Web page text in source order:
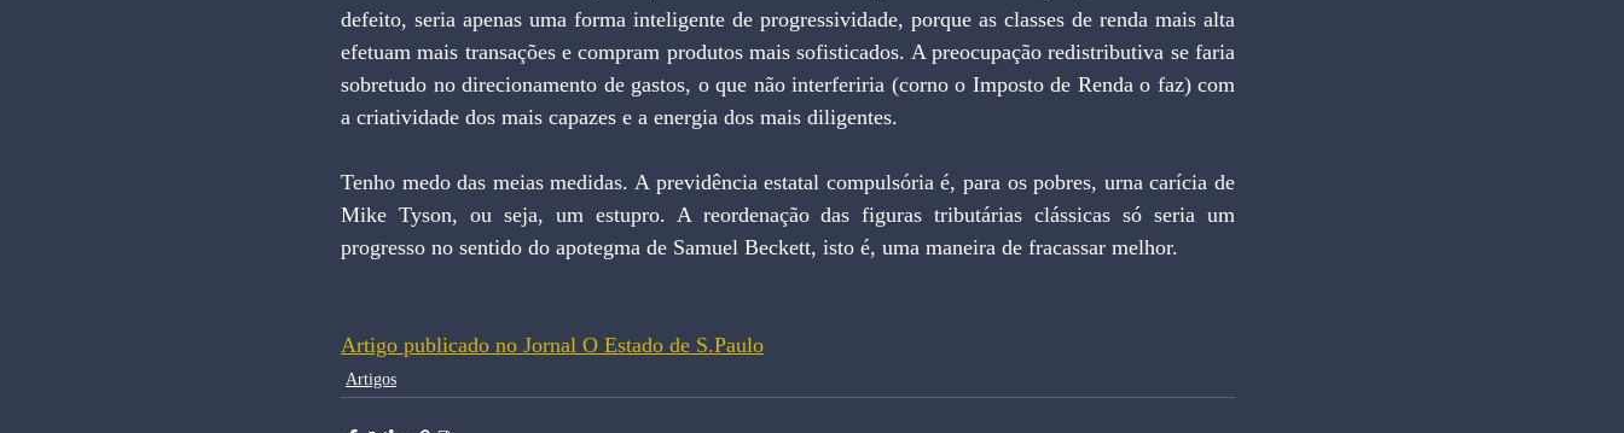
defeito, seria apenas uma forma inteligente de progressividade, porque as classes de renda mais alta
efetuam mais transações e compram produtos mais sofisticados. A preocupação redistributiva se faria
sobretudo no direcionamento de gastos, o que não interferiria (corno o Imposto de Renda o faz) com
a criatividade dos mais capazes e a energia dos mais diligentes.
Tenho medo das meias medidas. A previdência estatal compulsória é, para os pobres, urna carícia de
Mike Tyson, ou seja, um estupro. A reordenação das figuras tributárias clássicas só seria um
progresso no sentido do apotegma de Samuel Beckett, isto é, uma maneira de fracassar melhor.
Artigo publicado no Jornal O Estado de S.Paulo
Artigos